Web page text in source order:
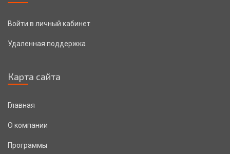
Войти в личный кабинет
Удаленная поддержка
Карта сайта
Главная
О компании
Программы